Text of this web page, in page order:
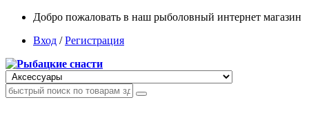
Добро пожаловать в наш рыболовный интернет магазин
Вход /Регистрация